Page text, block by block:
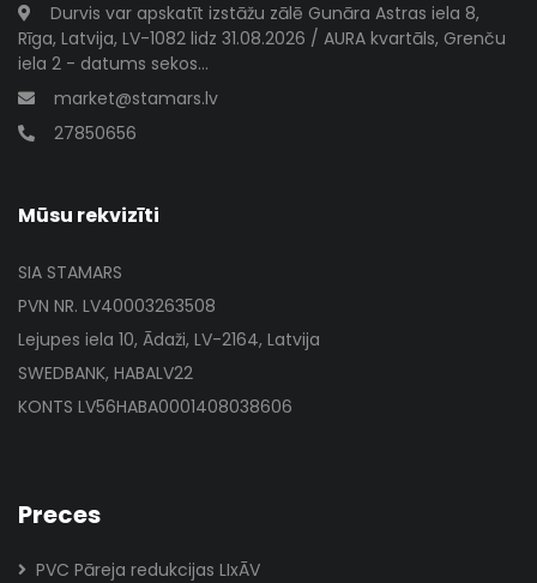
Durvis var apskatīt izstāžu zālē Gunāra Astras iela 8,
Rīga, Latvija, LV-1082 lidz 31.08.2026 / AURA kvartāls, Grenču
iela 2 - datums sekos...
market@stamars.lv
27850656
Mūsu rekvizīti
SIA STAMARS
PVN NR. LV40003263508
Lejupes iela 10, Ādaži, LV-2164, Latvija
SWEDBANK, HABALV22
KONTS LV56HABA0001408038606
Preces
PVC Pāreja redukcijas LIxĀV